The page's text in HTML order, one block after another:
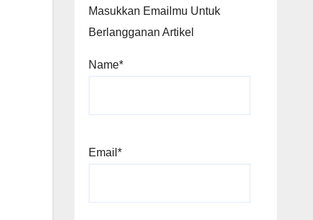
Masukkan Emailmu Untuk
Berlangganan Artikel
Name*
Email*